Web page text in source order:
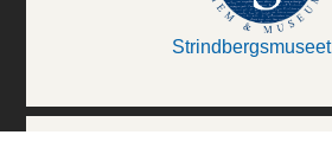
Strindbergsmuseet